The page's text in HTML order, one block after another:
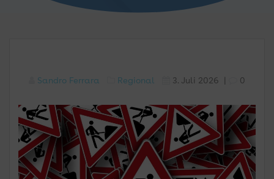
Sandro Ferrara Regional 3. Juli 2026 0